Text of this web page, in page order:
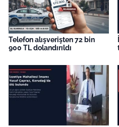
Telefon alışverişten 72 bin
900 TL dolandırıldı